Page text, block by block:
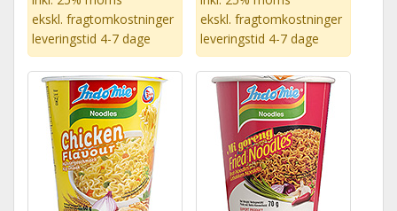
ekskl. fragtomkostninger
leveringstid 4-7 dage
ekskl. fragtomkostninger
leveringstid 4-7 dage